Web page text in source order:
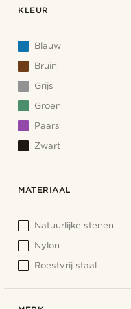
KLEUR
Blauw
Bruin
Grijs
Groen
Paars
Zwart
MATERIAAL
Natuurlijke stenen
Nylon
Roestvrij staal